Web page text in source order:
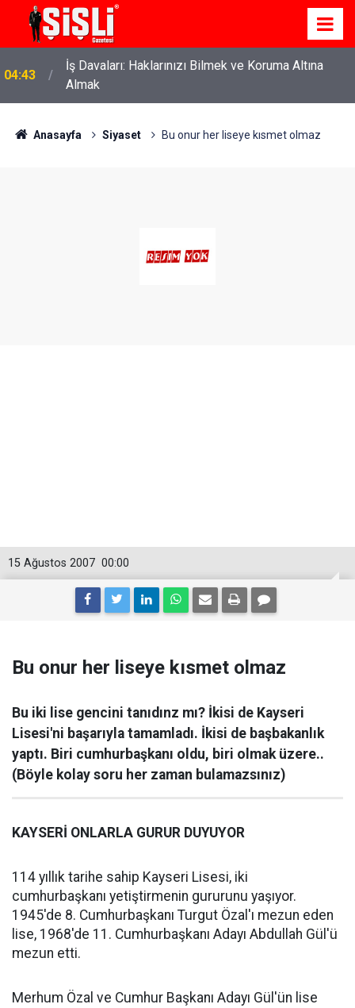
04:43
İş Davaları: Haklarınızı Bilmek ve Koruma Altına
Almak
Anasayfa Siyaset Bu onur her liseye kısmet olmaz
00:00
15 Ağustos 2007
Bu onur her liseye kısmet olmaz
Bu iki lise gencini tanıdınz mı? İkisi de Kayseri
Lisesi'ni başarıyla tamamladı. İkisi de başbakanlık
yaptı. Biri cumhurbaşkanı oldu, biri olmak üzere..
(Böyle kolay soru her zaman bulamazsınız)
KAYSERİ ONLARLA GURUR DUYUYOR
114 yıllık tarihe sahip Kayseri Lisesi, iki
cumhurbaşkanı yetiştirmenin gururunu yaşıyor.
1945'de 8. Cumhurbaşkanı Turgut Özal'ı mezun eden
lise, 1968'de 11. Cumhurbaşkanı Adayı Abdullah Gül'ü
mezun etti.
Merhum Özal ve Cumhur Başkanı Adayı Gül'ün lise